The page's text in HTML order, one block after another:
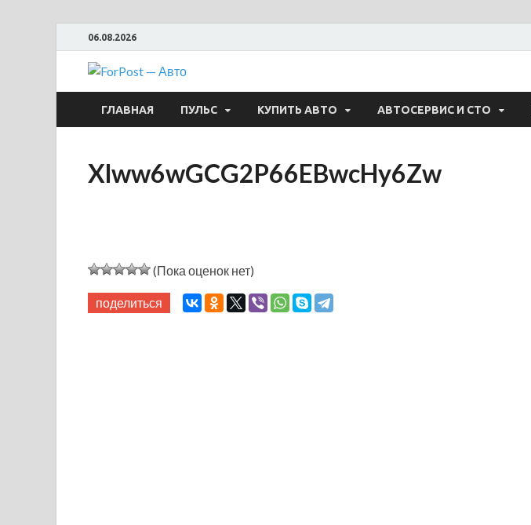
06.08.2026
ForPost — Авто
ГЛАВНАЯ ПУЛЬС КУПИТЬ АВТО АВТОСЕРВИС И СТО
Xlww6wGCG2P66EBwcHy6Zw
(Пока оценок нет)
поделиться